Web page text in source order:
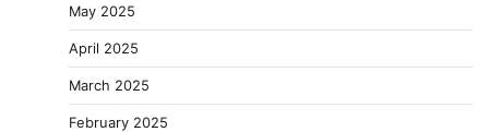
May 2025
April 2025
March 2025
February 2025